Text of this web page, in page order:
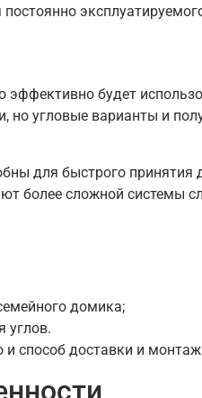
будет
угловые варианты и
для быстрого принятия
более сложной системы
домика;
углов.
способ доставки и